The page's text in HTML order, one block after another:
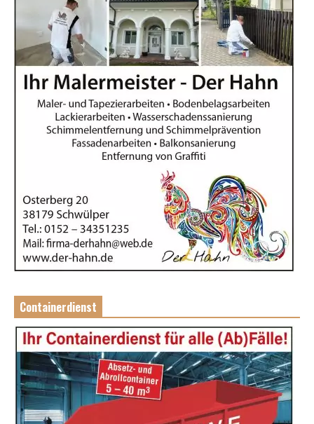
Containerdienst